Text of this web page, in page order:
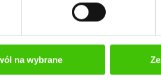
na wybrane